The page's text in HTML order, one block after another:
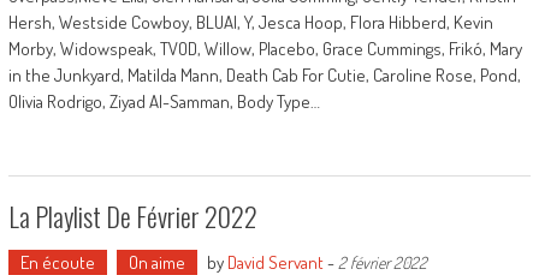
Hersh, Westside Cowboy, BLUAI, Y, Jesca Hoop, Flora Hibberd, Kevin
Morby, Widowspeak, TVOD, Willow, Placebo, Grace Cummings, Frikó, Mary
in the Junkyard, Matilda Mann, Death Cab For Cutie, Caroline Rose, Pond,
Olivia Rodrigo, Ziyad Al-Samman, Body Type…
La Playlist De Février 2022
En écoute On aime by David Servant- 2 février 2022